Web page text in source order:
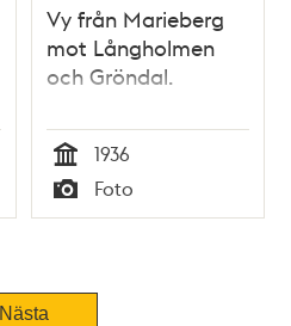
Vy från Marieberg
mot Långholmen
och Gröndal.
Tid
1936
Typ
Foto
Nästa